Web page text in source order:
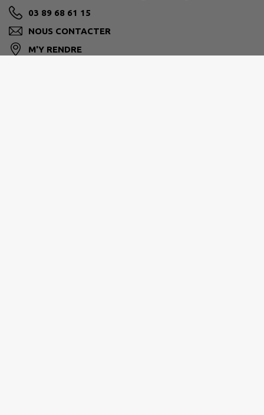
03 89 68 61 15
NOUS CONTACTER
M'Y RENDRE